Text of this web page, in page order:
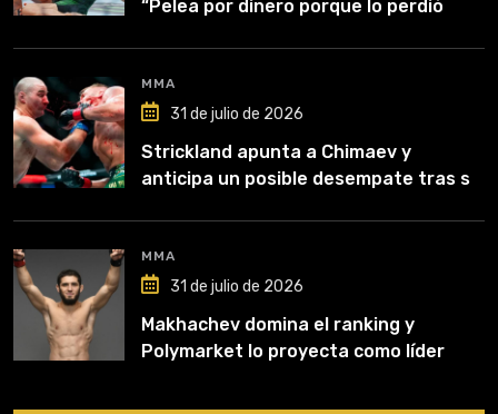
“Pelea por dinero porque lo perdió
MMA
31 de julio de 2026
Strickland apunta a Chimaev y
anticipa un posible desempate tras su
MMA
31 de julio de 2026
Makhachev domina el ranking y
Polymarket lo proyecta como líder